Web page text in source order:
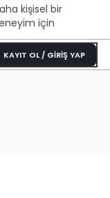
kişisel bir
için
KAYIT OL / GİRİŞ YAP